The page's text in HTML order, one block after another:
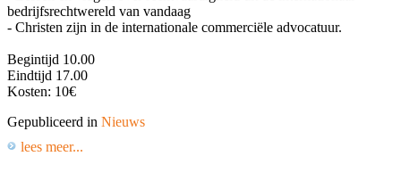
bedrijfsrechtwereld van vandaag
- Christen zijn in de internationale commerciële advocatuur.
Begintijd 10.00
Eindtijd 17.00
Kosten: 10€
Gepubliceerd in Nieuws
lees meer...